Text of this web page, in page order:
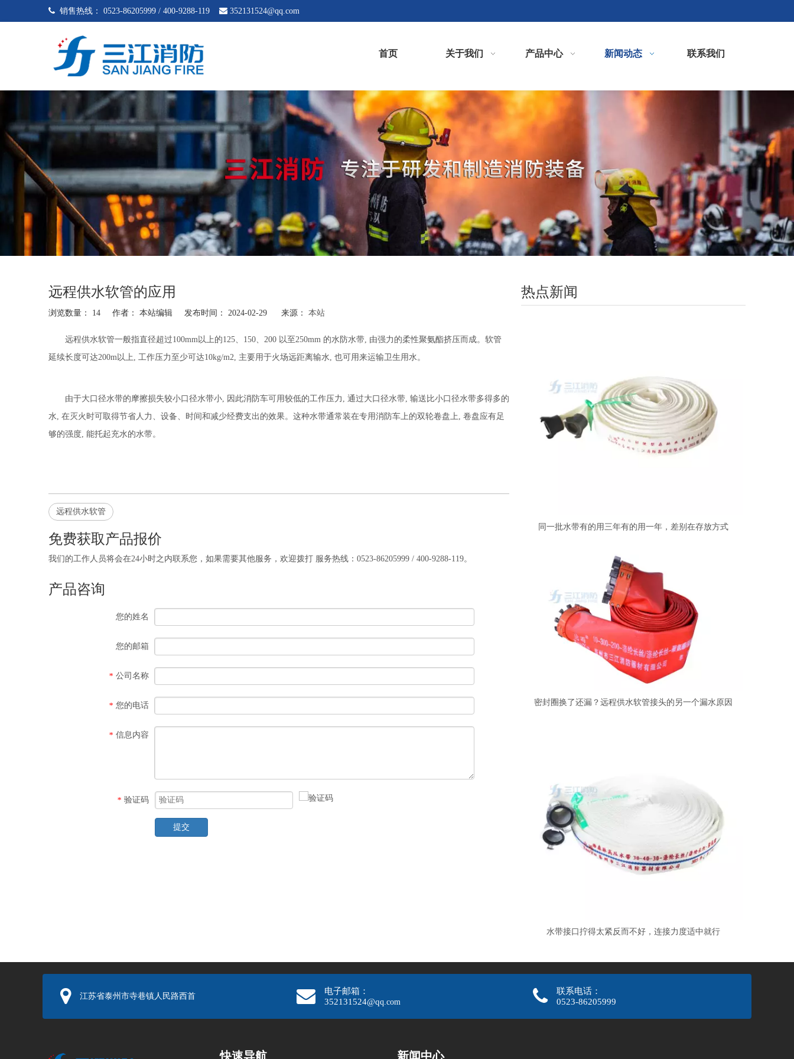
 销售热线： 0523-86205999 / 400-9288-119  352131524@qq.com
首页 关于我们 产品中心 新闻动态 联系我们
远程供水软管的应用
浏览数量： 14 作者： 本站编辑 发布时间： 2024-02-29 来源： 本站
["facebook","twitter","line","wechat","linkedin","pinterest","whatsapp"]
远程供水软管一般指直径超过100mm以上的125、150、200 以至250mm 的水防水带, 由强力的柔性聚氨酯挤压而成。软管
延续长度可达200m以上, 工作压力至少可达10kg/m2, 主要用于火场远距离输水, 也可用来运输卫生用水。
由于大口径水带的摩擦损失较小口径水带小, 因此消防车可用较低的工作压力, 通过大口径水带, 输送比小口径水带多得多的
水, 在灭火时可取得节省人力、设备、时间和减少经费支出的效果。这种水带通常装在专用消防车上的双轮卷盘上, 卷盘应有足
够的强度, 能托起充水的水带。
远程供水软管
免费获取产品报价
我们的工作人员将会在24小时之内联系您，如果需要其他服务，欢迎拨打 服务热线：0523-86205999 / 400-9288-119。
产品咨询
您的姓名
您的邮箱
* 公司名称
* 您的电话
* 信息内容
* 验证码
提交
热点新闻
同一批水带有的用三年有的用一年，差别在存放方式
密封圈换了还漏？远程供水软管接头的另一个漏水原因
水带接口拧得太紧反而不好，连接力度适中就行
江苏省泰州市寺巷镇人民路西首
电子邮箱：
352131524@qq.com
联系电话：
0523-86205999
快速导航 新闻中心